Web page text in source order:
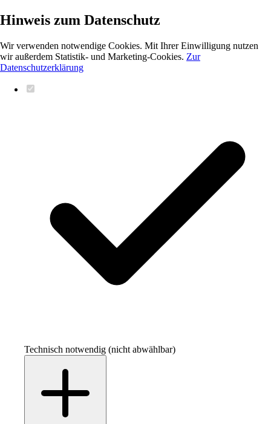
Hinweis zum Datenschutz
Wir verwenden notwendige Cookies. Mit Ihrer Einwilligung nutzen
wir außerdem Statistik- und Marketing-Cookies. Zur
Datenschutzerklärung
Technisch notwendig (nicht abwählbar)